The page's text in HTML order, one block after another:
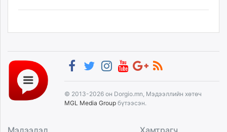
© 2013-2026 он Dorgio.mn, Мэдээллийн хөтөч
MGL Media Group бүтээсэн.